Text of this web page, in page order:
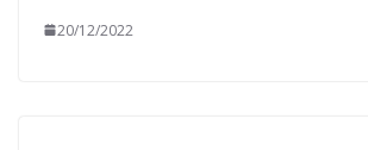
20/12/2022